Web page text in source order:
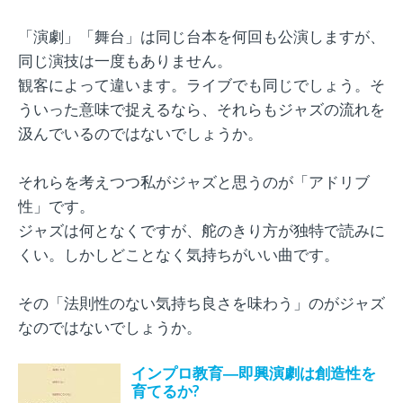
「演劇」「舞台」は同じ台本を何回も公演しますが、
同じ演技は一度もありません。
観客によって違います。ライブでも同じでしょう。そ
ういった意味で捉えるなら、それらもジャズの流れを
汲んでいるのではないでしょうか。
それらを考えつつ私がジャズと思うのが「アドリブ
性」です。
ジャズは何となくですが、舵のきり方が独特で読みに
くい。しかしどことなく気持ちがいい曲です。
その「法則性のない気持ち良さを味わう」のがジャズ
なのではないでしょうか。
インプロ教育―即興演劇は創造性を
育てるか?